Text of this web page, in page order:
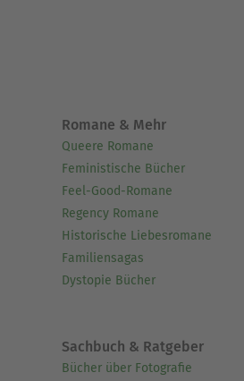
Romane & Mehr
Queere Romane
Feministische Bücher
Feel-Good-Romane
Regency Romane
Historische Liebesromane
Familiensagas
Dystopie Bücher
Sachbuch & Ratgeber
Bücher über Fotografie